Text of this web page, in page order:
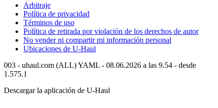
Arbitraje
Política de privacidad
Términos de uso
Política de retirada por violación de los derechos de autor
No vender ni compartir mi información personal
Ubicaciones de U-Haul
003 - uhaul.com (ALL) YAML - 08.06.2026 a las 9.54 - desde
1.575.1
Descargar la aplicación de U-Haul